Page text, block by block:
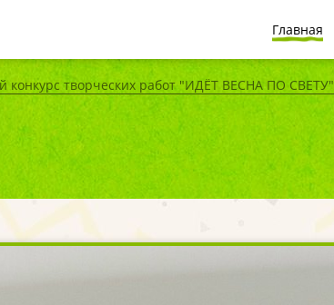
Главная
конкурс творческих работ "ИДЁТ ВЕСНА ПО СВЕТУ"